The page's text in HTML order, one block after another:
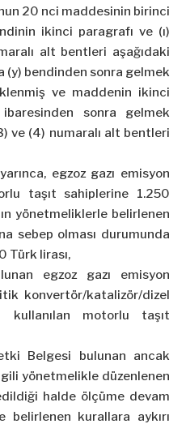
20 nci maddesinin birinci
ikinci paragrafı ve (ı)
alt bentleri aşağıdaki
(y) bendinden sonra gelmek
ve maddenin ikinci
ibaresinden sonra gelmek
ve (4) numaralı alt bentleri
egzoz gazı emisyon
taşıt sahiplerine 1.250
yönetmeliklerle belirlenen
sebep olması durumunda
Türk lirası,
egzoz gazı emisyon
konvertör/katalizör/dizel
motorlu taşıt
Belgesi bulunan ancak
yönetmelikle düzenlenen
halde ölçüme devam
kurallara aykırı